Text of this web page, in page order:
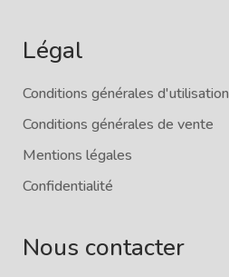
Légal
Conditions générales d'utilisation
Conditions générales de vente
Mentions légales
Confidentialité
Nous contacter